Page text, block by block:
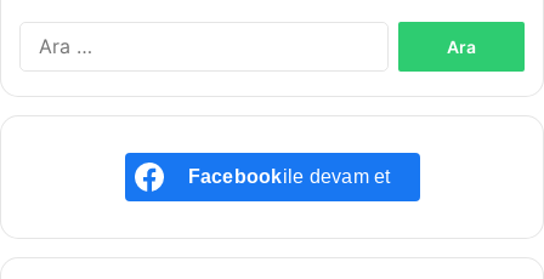
Facebookile devam et